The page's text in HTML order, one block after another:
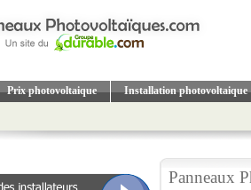
Prix photovoltaique Installation photovoltaique
Panneaux